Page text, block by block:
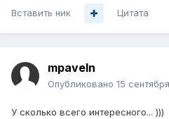
Вставить ник Цитата
mpaveln
Опубликовано 15
У сколько всего интересного... )))